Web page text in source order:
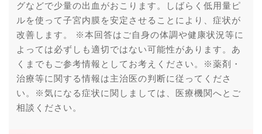
グなどで少量の出血がおこります。しばらく低用量ピ
ルを使って子宮内膜を安定させることにより、症状が
改善します。 ※本回答はご自身の体調や健康状況等に
よっては必ずしも適切ではない可能性があります。あ
くまでもご参考情報としてお考えください。※薬剤・
治療等に関する情報は主治医の判断に従ってくださ
い。※気になる症状に関しましては、医療機関へとご
相談ください。